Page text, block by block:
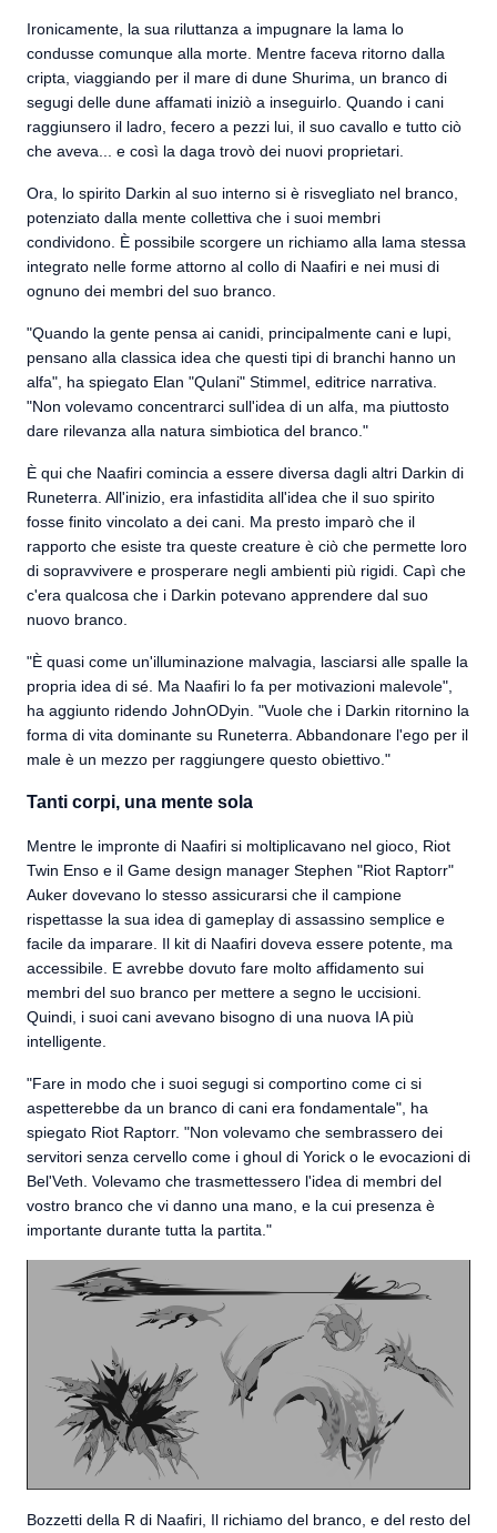
Ironicamente, la sua riluttanza a impugnare la lama lo
condusse comunque alla morte. Mentre faceva ritorno dalla
cripta, viaggiando per il mare di dune Shurima, un branco di
segugi delle dune affamati iniziò a inseguirlo. Quando i cani
raggiunsero il ladro, fecero a pezzi lui, il suo cavallo e tutto ciò
che aveva... e così la daga trovò dei nuovi proprietari.
Ora, lo spirito Darkin al suo interno si è risvegliato nel branco,
potenziato dalla mente collettiva che i suoi membri
condividono. È possibile scorgere un richiamo alla lama stessa
integrato nelle forme attorno al collo di Naafiri e nei musi di
ognuno dei membri del suo branco.
"Quando la gente pensa ai canidi, principalmente cani e lupi,
pensano alla classica idea che questi tipi di branchi hanno un
alfa", ha spiegato Elan "Qulani" Stimmel, editrice narrativa.
"Non volevamo concentrarci sull'idea di un alfa, ma piuttosto
dare rilevanza alla natura simbiotica del branco."
È qui che Naafiri comincia a essere diversa dagli altri Darkin di
Runeterra. All'inizio, era infastidita all'idea che il suo spirito
fosse finito vincolato a dei cani. Ma presto imparò che il
rapporto che esiste tra queste creature è ciò che permette loro
di sopravvivere e prosperare negli ambienti più rigidi. Capì che
c'era qualcosa che i Darkin potevano apprendere dal suo
nuovo branco.
"È quasi come un'illuminazione malvagia, lasciarsi alle spalle la
propria idea di sé. Ma Naafiri lo fa per motivazioni malevole",
ha aggiunto ridendo JohnODyin. "Vuole che i Darkin ritornino la
forma di vita dominante su Runeterra. Abbandonare l'ego per il
male è un mezzo per raggiungere questo obiettivo."
Tanti corpi, una mente sola
Mentre le impronte di Naafiri si moltiplicavano nel gioco, Riot
Twin Enso e il Game design manager Stephen "Riot Raptorr"
Auker dovevano lo stesso assicurarsi che il campione
rispettasse la sua idea di gameplay di assassino semplice e
facile da imparare. Il kit di Naafiri doveva essere potente, ma
accessibile. E avrebbe dovuto fare molto affidamento sui
membri del suo branco per mettere a segno le uccisioni.
Quindi, i suoi cani avevano bisogno di una nuova IA più
intelligente.
"Fare in modo che i suoi segugi si comportino come ci si
aspetterebbe da un branco di cani era fondamentale", ha
spiegato Riot Raptorr. "Non volevamo che sembrassero dei
servitori senza cervello come i ghoul di Yorick o le evocazioni di
Bel'Veth. Volevamo che trasmettessero l'idea di membri del
vostro branco che vi danno una mano, e la cui presenza è
importante durante tutta la partita."
Bozzetti della R di Naafiri, Il richiamo del branco, e del resto del